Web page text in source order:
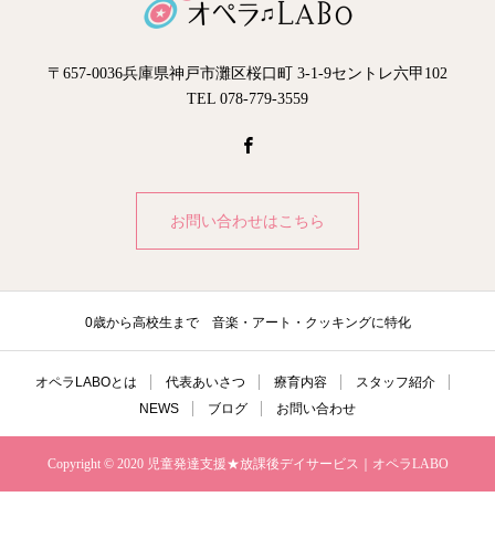
〒657-0036兵庫県神戸市灘区桜口町 3-1-9セントレ六甲102
TEL 078-779-3559
お問い合わせはこちら
0歳から高校生まで 音楽・アート・クッキングに特化
オペラLABOとは 代表あいさつ 療育内容
スタッフ紹介
NEWS
ブログ お問い合わせ
Copyright © 2020 児童発達支援★放課後デイサービス｜オペラLABO